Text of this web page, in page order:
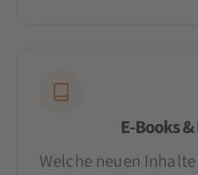
E-Books
Welche neuen